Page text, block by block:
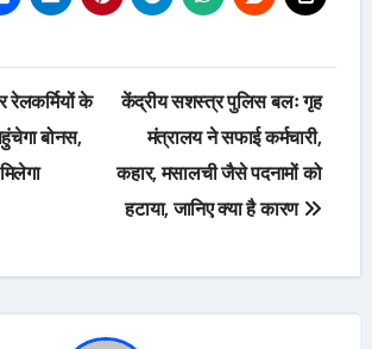
के
बोनस,
केंद्रीय सशस्त्र पुलिस बलः गृह
मंत्रालय ने सफाई कर्मचारी,
कहार, मसालची जैसे पदनामों को
हटाया, जानिए क्या है कारण